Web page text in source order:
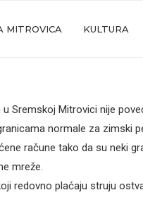
MITROVICA KULTURA
Sremskoj Mitrovici nije
normale za zimski
račune tako da su neki
mreže.
redovno plaćaju struju